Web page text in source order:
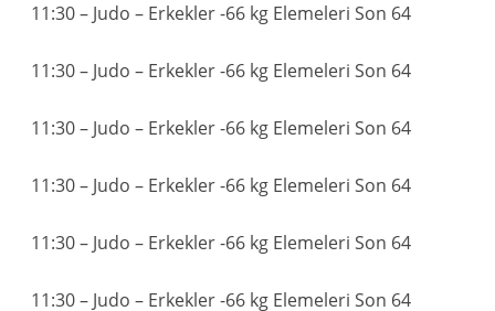
11:30 – Judo – Erkekler -66 kg Elemeleri Son 64
11:30 – Judo – Erkekler -66 kg Elemeleri Son 64
11:30 – Judo – Erkekler -66 kg Elemeleri Son 64
11:30 – Judo – Erkekler -66 kg Elemeleri Son 64
11:30 – Judo – Erkekler -66 kg Elemeleri Son 64
11:30 – Judo – Erkekler -66 kg Elemeleri Son 64